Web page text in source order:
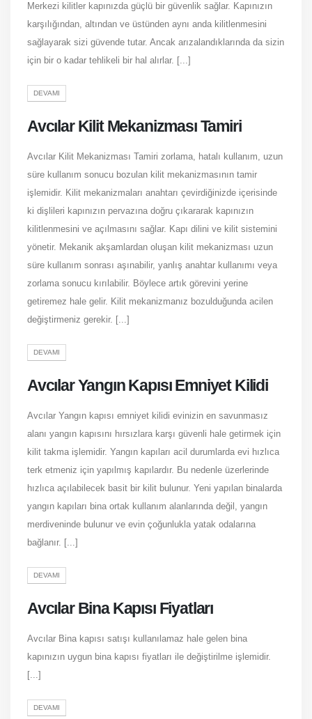
Merkezi kilitler kapınızda güçlü bir güvenlik sağlar. Kapınızın
karşılığından, altından ve üstünden aynı anda kilitlenmesini
sağlayarak sizi güvende tutar. Ancak arızalandıklarında da sizin
için bir o kadar tehlikeli bir hal alırlar. [...]
DEVAMI
Avcılar Kilit Mekanizması Tamiri
Avcılar Kilit Mekanizması Tamiri zorlama, hatalı kullanım, uzun
süre kullanım sonucu bozulan kilit mekanizmasının tamir
işlemidir. Kilit mekanizmaları anahtarı çevirdiğinizde içerisinde
ki dişlileri kapınızın pervazına doğru çıkararak kapınızın
kilitlenmesini ve açılmasını sağlar. Kapı dilini ve kilit sistemini
yönetir. Mekanik akşamlardan oluşan kilit mekanizması uzun
süre kullanım sonrası aşınabilir, yanlış anahtar kullanımı veya
zorlama sonucu kırılabilir. Böylece artık görevini yerine
getiremez hale gelir. Kilit mekanizmanız bozulduğunda acilen
değiştirmeniz gerekir. [...]
DEVAMI
Avcılar Yangın Kapısı Emniyet Kilidi
Avcılar Yangın kapısı emniyet kilidi evinizin en savunmasız
alanı yangın kapısını hırsızlara karşı güvenli hale getirmek için
kilit takma işlemidir. Yangın kapıları acil durumlarda evi hızlıca
terk etmeniz için yapılmış kapılardır. Bu nedenle üzerlerinde
hızlıca açılabilecek basit bir kilit bulunur. Yeni yapılan binalarda
yangın kapıları bina ortak kullanım alanlarında değil, yangın
merdiveninde bulunur ve evin çoğunlukla yatak odalarına
bağlanır. [...]
DEVAMI
Avcılar Bina Kapısı Fiyatları
Avcılar Bina kapısı satışı kullanılamaz hale gelen bina
kapınızın uygun bina kapısı fiyatları ile değiştirilme işlemidir.
[...]
DEVAMI